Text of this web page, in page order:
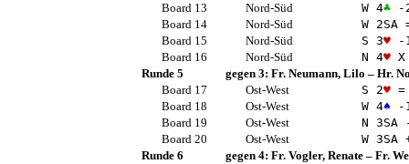
Board 13
Nord-Süd W 4♣-
Board 14
Nord-Süd W 2SA
Board 15
Nord-Süd S 3♥-
Board 16
Nord-Süd N 4♥X
Runde 5
gegen 3: Fr. Neumann, Lilo – Hr.
Board 17
Ost-West S 2♥=
Board 18
Ost-West W 4♠ -
Board 19
Ost-West N 3SA-
Board 20
Ost-West W 3SA
Runde 6
gegen 4: Fr. Vogler, Renate– Fr.